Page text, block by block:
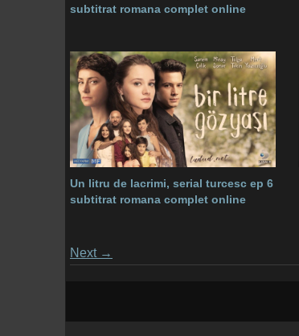
subtitrat romana complet online
Un litru de lacrimi, serial turcesc ep 6
subtitrat romana complet online
Posts
Next →